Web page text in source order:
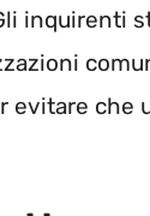
inquirenti
evitare che